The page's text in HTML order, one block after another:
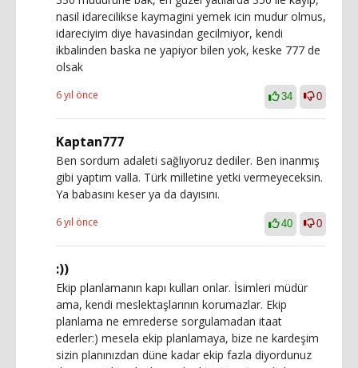
nasil idarecilikse kaymagini yemek icin mudur olmus,
idareciyim diye havasindan gecilmiyor, kendi
ikbalinden baska ne yapiyor bilen yok, keske 777 de
olsak
6 yıl önce 34 0
Kaptan777
Ben sordum adaleti sağlıyoruz dediler. Ben inanmış
gibi yaptım valla. Türk milletine yetki vermeyeceksin.
Ya babasını keser ya da dayısını.
6 yıl önce 40 0
:))
Ekip planlamanın kapı kulları onlar. İsimleri müdür
ama, kendi meslektaşlarının korumazlar. Ekip
planlama ne emrederse sorgulamadan itaat
ederler:) mesela ekip planlamaya, bize ne kardeşim
sizin planınızdan düne kadar ekip fazla diyordunuz